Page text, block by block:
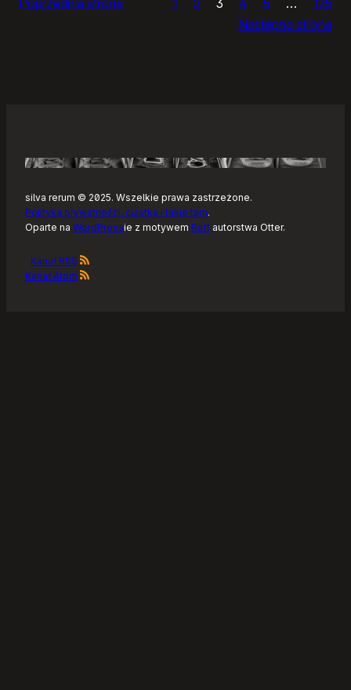
Następna strona
silva rerum © 2025. Wszelkie prawa zastrzeżone.
Polityka prywatności, ciastka i takie tam.
Oparte na WordPressie z motywem Raft autorstwa Otter.
Kanał RSS
Kanał Atom